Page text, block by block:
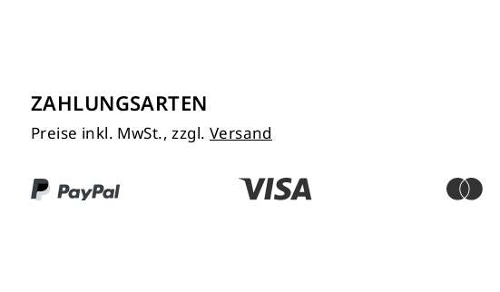
ZAHLUNGSARTEN
Preise inkl. MwSt., zzgl. Versand